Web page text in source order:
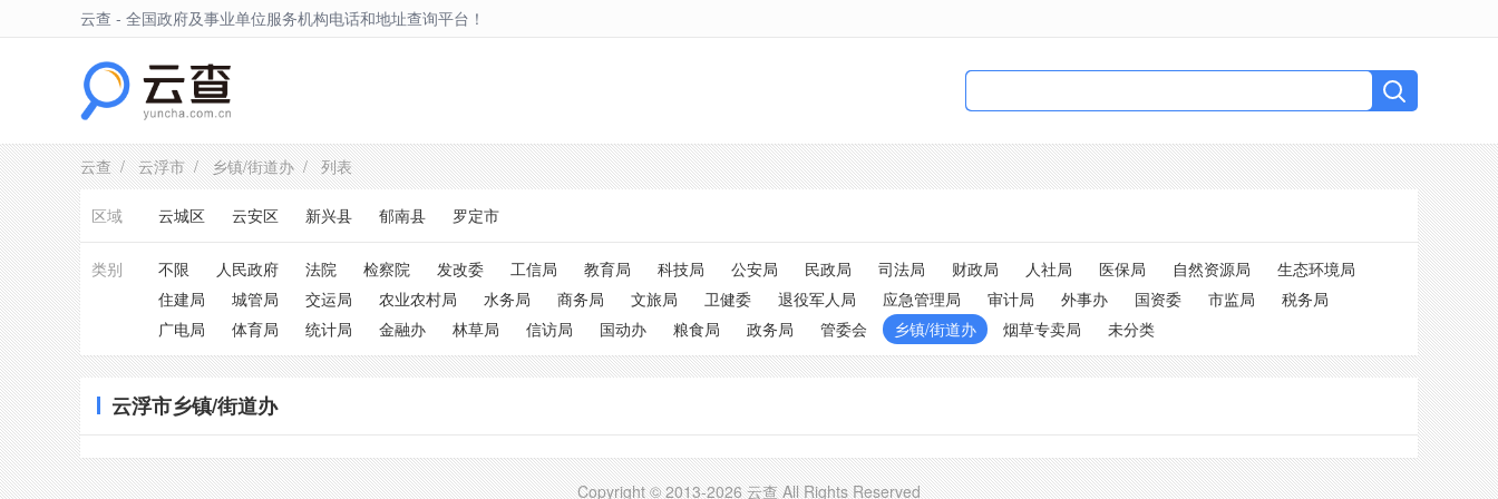
云查 - 全国政府及事业单位服务机构电话和地址查询平台！
云查/云浮市/乡镇/街道办/ 列表
区域 云城区 云安区 新兴县 郁南县 罗定市
类别 不限 人民政府 法院 检察院 发改委 工信局 教育局 科技局 公安局 民政局 司法局 财政局 人社局 医保局 自然资源局
生态环境局
住建局
城管局 交运局 农业农村局 水务局 商务局 文旅局 卫健委 退役军人局 应急管理局 审计局 外事办 国资委 市监局
税务局
广电局
体育局 统计局 金融办 林草局 信访局 国动办 粮食局 政务局 管委会 乡镇/街道办 烟草专卖局 未分类
云浮市乡镇/街道办
Copyright © 2013-2026 云查 All Rights Reserved